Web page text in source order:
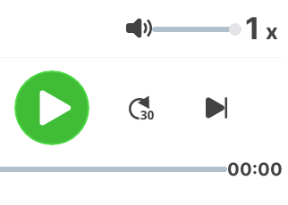
nuestra corta y fracasada vida.
Al menos te debemos sacar
Pero apostamos dos
mazapanes a que al menos te
sacaremos una sonrisa, y eso
es todo lo que queremos.
Volumen 1 x
00:00